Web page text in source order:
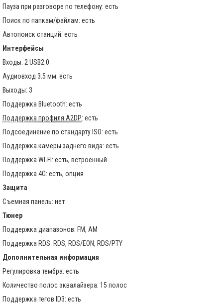
Пауза при разговоре по телефону: есть
Поиск по папкам/файлам: есть
Автопоиск станций: есть
Интерфейсы
Входы: 2 USB2.0
Аудиовход 3.5 мм: есть
Выходы: 3
Поддержка Bluetooth: есть
Поддержка профиля A2DP: есть
Подсоединение по стандарту ISO: есть
Поддержка камеры заднего вида: есть
Поддержка WI-FI: есть, встроенный
Поддержка 4G: есть, опция
Защита
Съемная панель: нет
Тюнер
Поддержка диапазонов: FM, AM
Поддержка RDS: RDS, RDS/EON, RDS/PTY
Дополнительная информация
Регулировка тембра: есть
Количество полос эквалайзера: 15 полос
Поддержка тегов ID3: есть